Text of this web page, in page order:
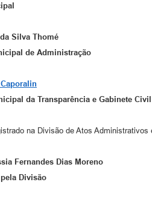
Silva Thomé
de Administração
da Transparência e Gabinete Civil
na Divisão de Atos
Fernandes Dias Moreno
Divisão